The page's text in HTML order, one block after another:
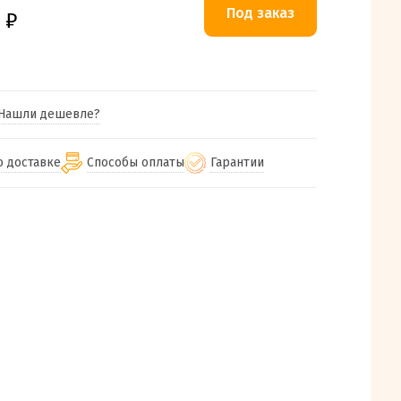
₽
дешевле?
доставке Способы оплаты Гарантии